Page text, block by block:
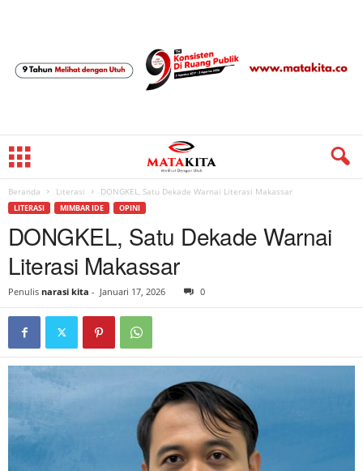
Beranda Literasi DONGKEL, Satu Dekade Warnai Literasi Makassar
LITERASI MIMBAR IDE OPINI
DONGKEL, Satu Dekade Warnai
Literasi Makassar
Penulis narasi kita - Januari 17, 2026 0